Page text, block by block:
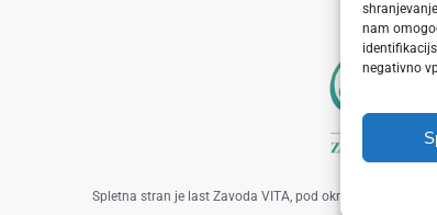
nam
negativno
Spletna stran je last Zavoda VITA, pod okriljem katerega